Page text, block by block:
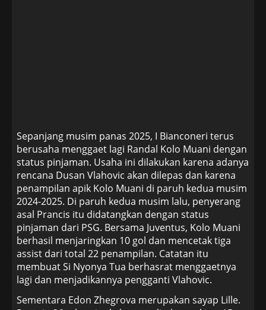
Sepanjang musim panas 2025, I Bianconeri terus
berusaha menggaet lagi Randal Kolo Muani dengan
status pinjaman. Usaha ini dilakukan karena adanya
rencana Dusan Vlahovic akan dilepas dan karena
penampilan apik Kolo Muani di paruh kedua musim
2024-2025. Di paruh kedua musim lalu, penyerang
asal Prancis itu didatangkan dengan status
pinjaman dari PSG. Bersama Juventus, Kolo Muani
berhasil menjaringkan 10 gol dan mencetak tiga
assist dari total 22 penampilan. Catatan itu
membuat Si Nyonya Tua berhasrat menggaetnya
lagi dan menjadikannya pengganti Vlahovic.
Sementara Edon Zhegrova merupakan sayap Lille.